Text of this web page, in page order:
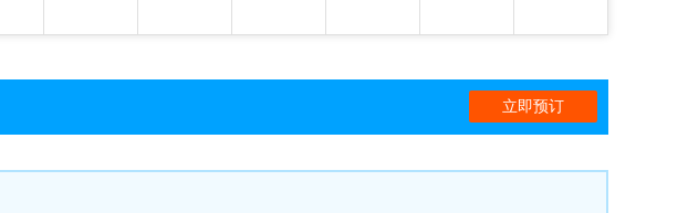
立即预订